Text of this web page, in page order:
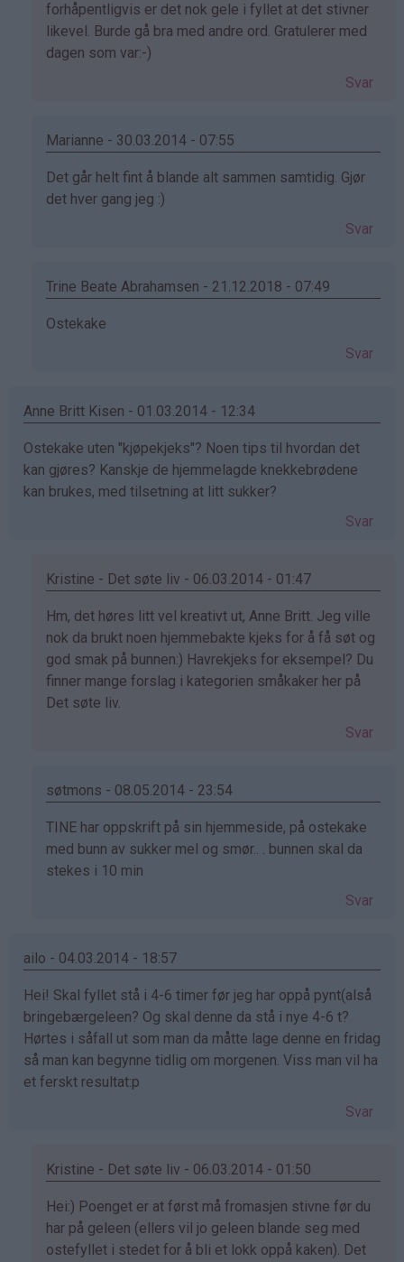
på
av
Tina
forhåpentligvis er det nok gele i fyllet at det stivner
likevel. Burde gå bra med andre ord. Gratulerer med
dagen som var:-)
Svar
Marianne - 30.03.2014 - 07:55
Som
svar
(ikke
Det går helt fint å blande alt sammen samtidig. Gjør
det hver gang jeg :)
Svar
Trine Beate Abrahamsen - 21.12.2018 - 07:49
Som
Tina
bekreftet)
Ostekake
Svar
Anne Britt Kisen - 01.03.2014 - 12:34
Ostekake uten "kjøpekjeks"? Noen tips til hvordan det
kan gjøres? Kanskje de hjemmelagde knekkebrødene
kan brukes, med tilsetning at litt sukker?
Svar
Kristine - Det søte liv - 06.03.2014 - 01:47
Som
svar
på
av
Anne
bekreftet)
Hm, det høres litt vel kreativt ut, Anne Britt. Jeg ville
nok da brukt noen hjemmebakte kjeks for å få søt og
god smak på bunnen:) Havrekjeks for eksempel? Du
finner mange forslag i kategorien småkaker her på
Det søte liv.
Svar
søtmons - 08.05.2014 - 23:54
Som
svar
på
Kisen
bekreftet)
TINE har oppskrift på sin hjemmeside, på ostekake
med bunn av sukker mel og smør.. . bunnen skal da
stekes i 10 min
Svar
ailo - 04.03.2014 - 18:57
Hei! Skal fyllet stå i 4-6 timer før jeg har oppå pynt(alså
bringebærgeleen? Og skal denne da stå i nye 4-6 t?
Hørtes i såfall ut som man da måtte lage denne en fridag
så man kan begynne tidlig om morgenen. Viss man vil ha
et ferskt resultat:p
Svar
Kristine - Det søte liv - 06.03.2014 - 01:50
Som
svar
på
Hei:) Poenget er at først må fromasjen stivne før du
har på geleen (ellers vil jo geleen blande seg med
ostefyllet i stedet for å bli et lokk oppå kaken). Det